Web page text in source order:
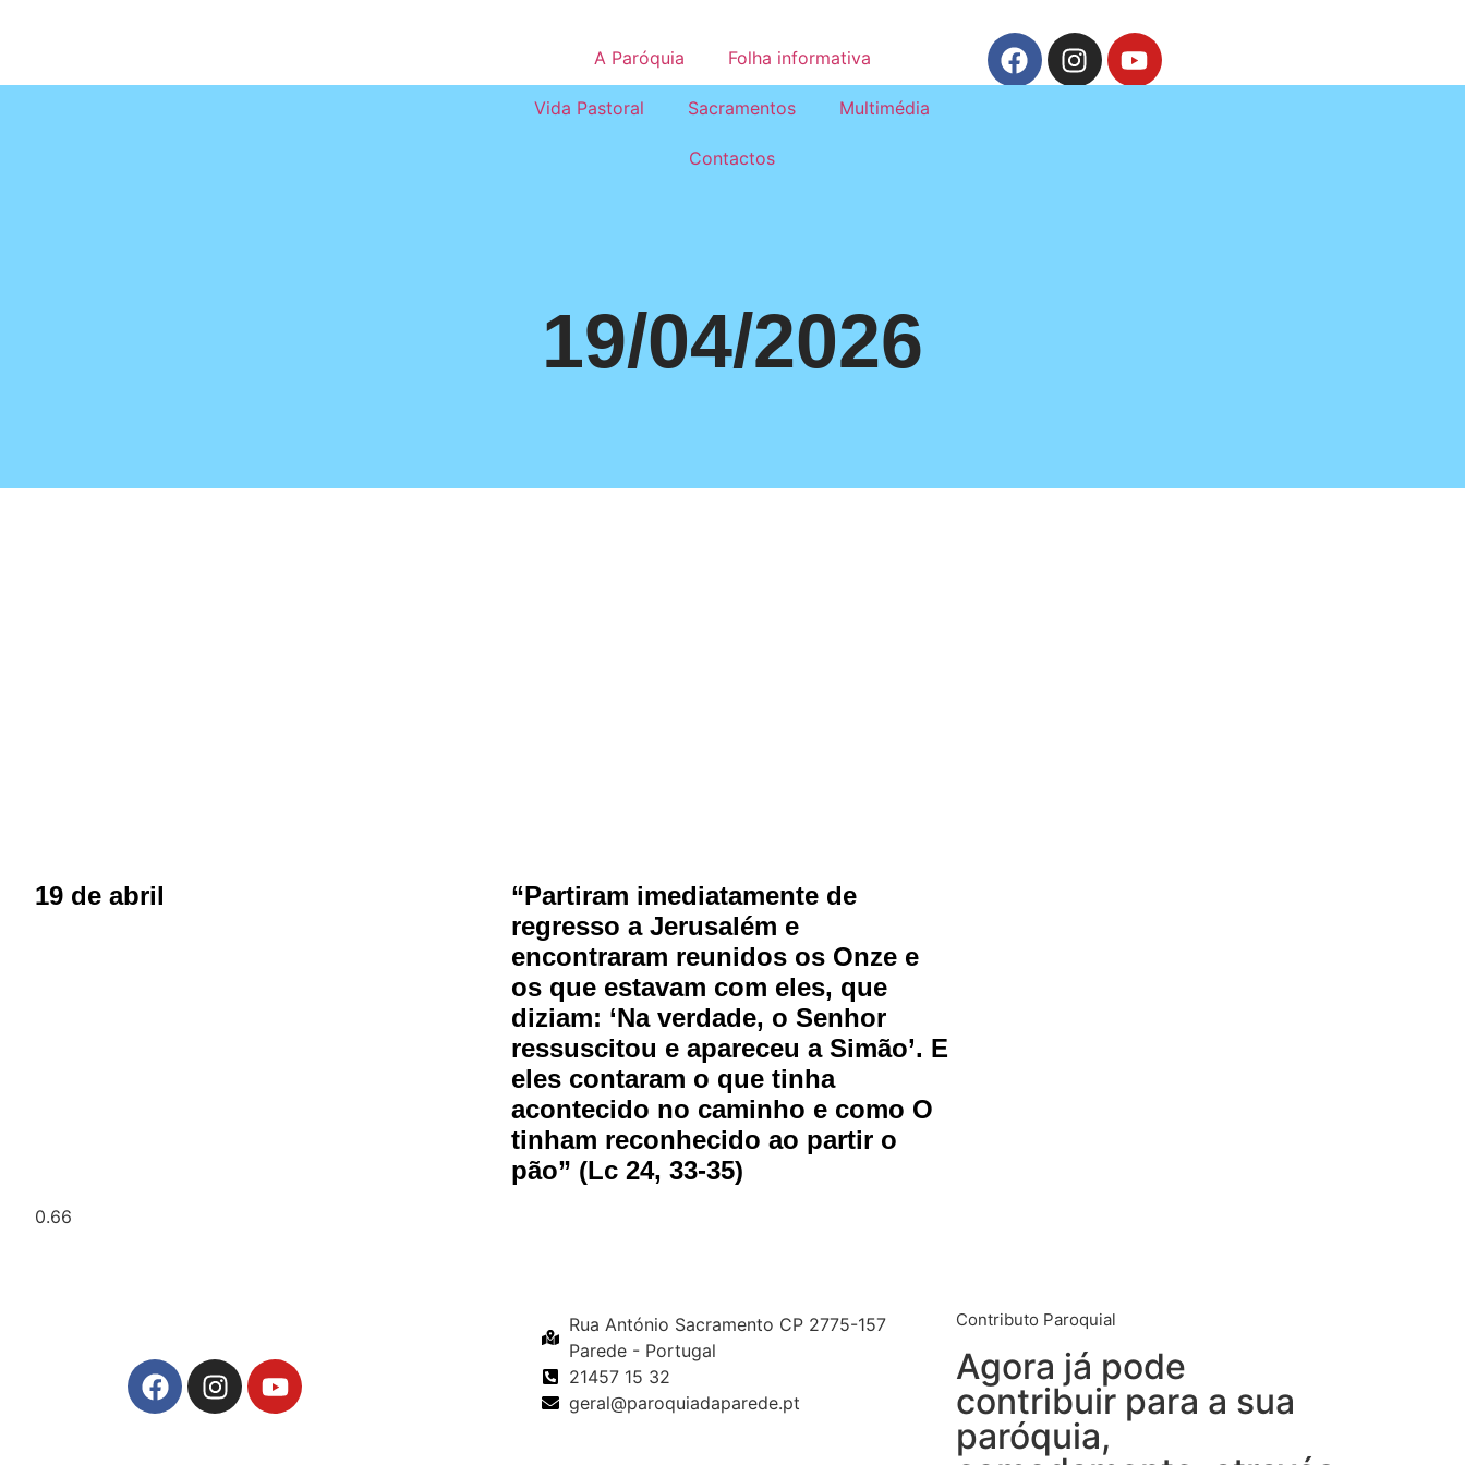
A Paróquia Folha informativa
Vida Pastoral Sacramentos Multimédia
Contactos
19/04/2026
19 de abril
“Partiram imediatamente de
regresso a Jerusalém e
encontraram reunidos os Onze e
os que estavam com eles, que
diziam: ‘Na verdade, o Senhor
ressuscitou e apareceu a Simão’. E
eles contaram o que tinha
acontecido no caminho e como O
tinham reconhecido ao partir o
pão” (Lc 24, 33-35)
Rua António Sacramento CP 2775-157
Parede - Portugal
21457 15 32
geral@paroquiadaparede.pt
Contributo Paroquial
Agora já pode
contribuir para a sua
paróquia,